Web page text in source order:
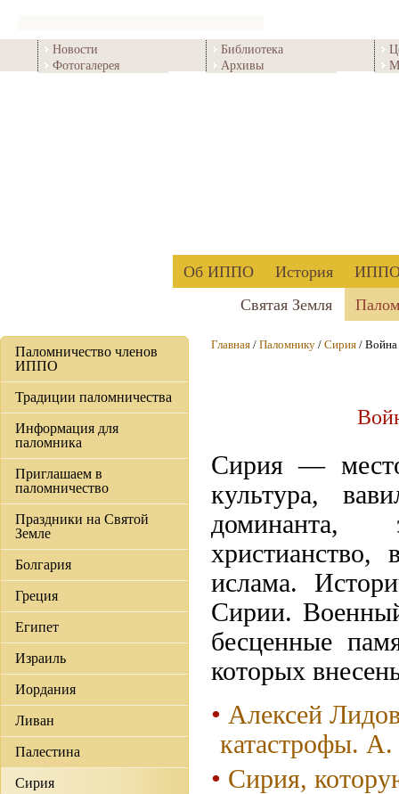
Новости
Фотогалерея
Библиотека
Архивы
Об ИППО История
ИППО
Святая Земля
Паломничество членов
ИППО
Традиции паломничества
Информация для
паломника
Приглашаем в
паломничество
Праздники на Святой
Земле
Болгария
Греция
Египет
Израиль
Иордания
Ливан
Палестина
Сирия
Главная / Паломнику / Сирия / Война
Сирия —
культура,
доминанта,
христианство,
ислама.
Сирии.
бесценные
которых
Алексей
катастрофы.
Сирия,